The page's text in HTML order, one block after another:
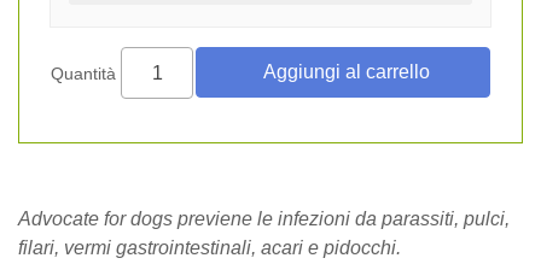
Quantità
Advocate for dogs previene le infezioni da parassiti, pulci,
filari, vermi gastrointestinali, acari e pidocchi.